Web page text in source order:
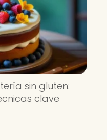
sin gluten:
clave